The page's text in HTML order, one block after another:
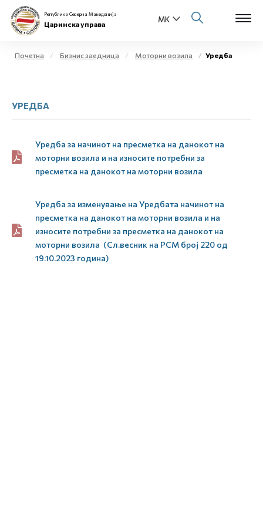
Бизнис заедница
Е-Царина
Медиа центар
Контакт
Е-Весник
Република Северна Македонија
Царинска управа
Почетна Бизнис заедница Моторни возила Уредба
УРЕДБА
Уредба за начинот на пресметка на данокот на
моторни возила и на износите потребни за
пресметка на данокот на моторни возила
Уредба за изменување на Уредбата начинот на
пресметка на данокот на моторни возила и на
износите потребни за пресметка на данокот на
моторни возила (Сл.весник на РСМ број 220 од
19.10.2023 година)